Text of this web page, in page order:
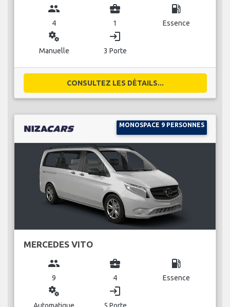
group
4
business_center
1
local_gas_station
Essence
miscellaneous_services
Manuelle
login
3 Porte
CONSULTEZ LES DÉTAILS...
MONOSPACE 9 PERSONNES
MERCEDES VITO
group
9
business_center
4
local_gas_station
Essence
miscellaneous_services login